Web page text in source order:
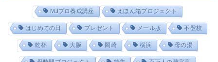
MJプロ養成講座 えほん箱プロジェクト
はじめての日 プレゼント メール版 不登校
乾杯 大阪 岡崎 横浜 母の湯